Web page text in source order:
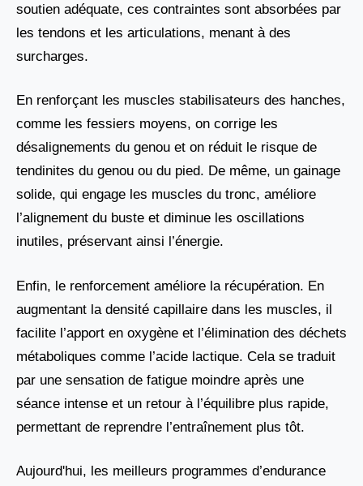
soutien adéquate, ces contraintes sont absorbées par
les tendons et les articulations, menant à des
surcharges.
En renforçant les muscles stabilisateurs des hanches,
comme les fessiers moyens, on corrige les
désalignements du genou et on réduit le risque de
tendinites du genou ou du pied. De même, un gainage
solide, qui engage les muscles du tronc, améliore
l’alignement du buste et diminue les oscillations
inutiles, préservant ainsi l’énergie.
Enfin, le renforcement améliore la récupération. En
augmentant la densité capillaire dans les muscles, il
facilite l’apport en oxygène et l’élimination des déchets
métaboliques comme l’acide lactique. Cela se traduit
par une sensation de fatigue moindre après une
séance intense et un retour à l’équilibre plus rapide,
permettant de reprendre l’entraînement plus tôt.
Aujourd'hui, les meilleurs programmes d’endurance